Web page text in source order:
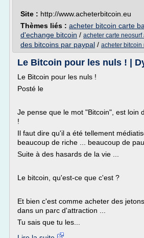
Site : http://www.acheterbitcoin.eu
Thèmes liés : acheter bitcoin carte
d'echange bitcoin / acheter carte neosurf
des bitcoins par paypal / acheter bitcoin
Le Bitcoin pour les nuls ! |
Le Bitcoin pour les nuls !
Posté le
Je pense que le mot "Bitcoin", est loin
!
Il faut dire qu'il a été tellement
beaucoup de riche ... beaucoup de
Suite à des hasards de la vie ...
Le bitcoin, qu'est-ce que c'est ?
Et bien c'est comme acheter des
dans un parc d'attraction ...
Tu sais que tu les...